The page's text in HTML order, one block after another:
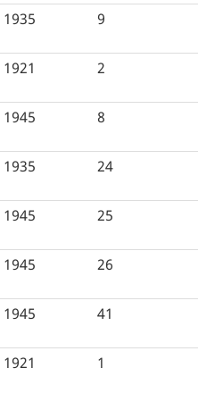
1935 9
1921 2
1945 8
1935 24
1945 25
1945 26
1945 41
1921 1